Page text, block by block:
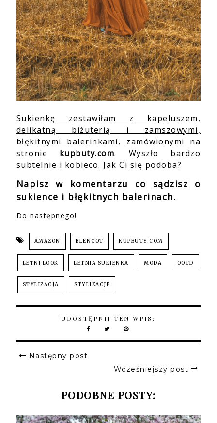
Sukienkę zestawiłam z kapeluszem,
delikatną biżuterią i zamszowymi,
błękitnymi balerinkami, zamówionymi na
stronie kupbuty.com. Wyszło bardzo
subtelnie i kobieco. Jak Ci się podoba?
Napisz w komentarzu co sądzisz o
sukience i błękitnych balerinach.
Do następnego!
AMAZON BLENCOT KUPBUTY.COM
LETNI LOOK LETNIA SUKIENKA MODA OOTD
STYLIZACJA STYLIZACJE
UDOSTĘPNIJ TEN WPIS:
Następny post
Wcześniejszy post
PODOBNE POSTY: